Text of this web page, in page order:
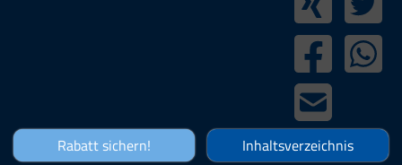
Rabatt sichern! Inhaltsverzeichnis